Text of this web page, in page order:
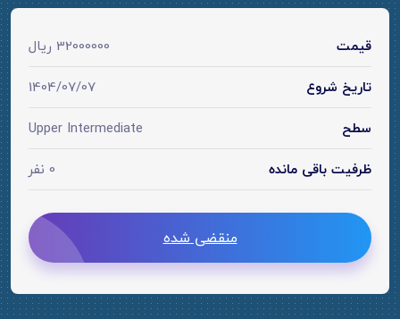
قیمت
32000000 ریال
تاریخ شروع
1404/07/07
سطح
Upper Intermediate
ظرفیت باقی مانده
0 نفر
منقضی شده